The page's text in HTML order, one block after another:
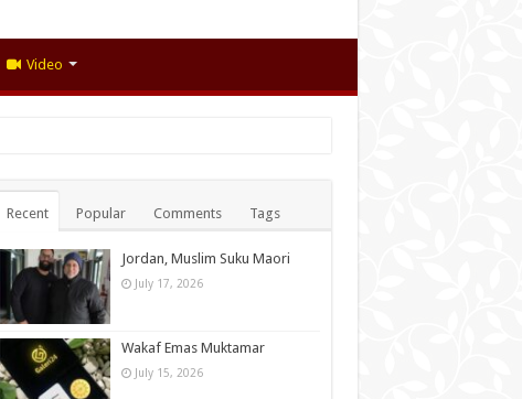
Video
Recent Popular Comments Tags
Jordan, Muslim Suku Maori
July 17, 2026
Wakaf Emas Muktamar
July 15, 2026